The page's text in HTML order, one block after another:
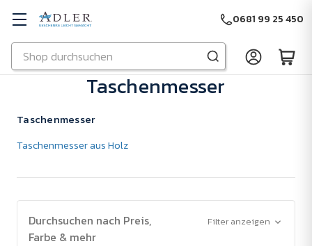
Zu Hauptinhalt springen
Suchen
0681 99 25 450
Taschenmesser
Taschenmesser
Taschenmesser aus Holz
Durchsuchen nach Preis,
Farbe & mehr
Filter anzeigen